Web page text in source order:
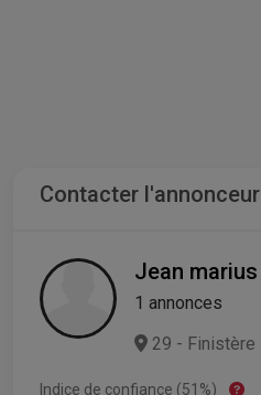
Contacter l'annonceur
Jean marius
1 annonces
29 - Finistère
Indice de confiance (51%)